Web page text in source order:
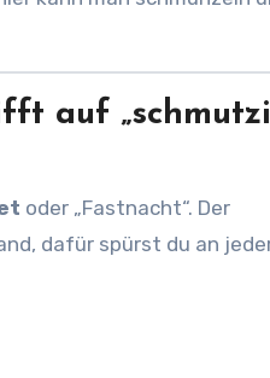
auf
oder „Fastnacht“. Der
dafür spürst du an